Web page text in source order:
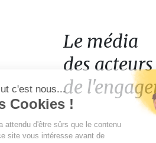
acteurs
de
l'engagement
Le média
des acteurs
de
Salut c'est nous...
les Cookies !
On a attendu d'être sûrs que le
de ce site vous intéresse avant de